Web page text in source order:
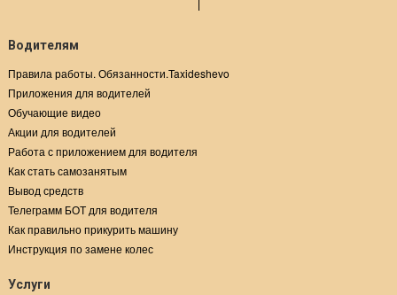
Водителям
Правила работы. Обязанности.Taxideshevo
Приложения для водителей
Обучающие видео
Акции для водителей
Работа с приложением для водителя
Как стать самозанятым
Вывод средств
Телеграмм БОТ для водителя
Как правильно прикурить машину
Инструкция по замене колес
Услуги